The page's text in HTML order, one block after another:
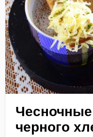
Чесночные
черного